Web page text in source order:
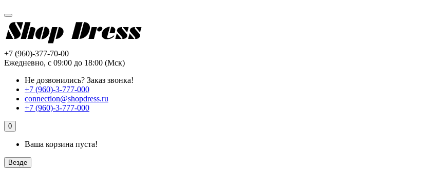
+7 (960)-377-70-00
Ежедневно, с 09:00 до 18:00 (Мск)
Не дозвонились? Заказ звонка!
+7 (960)-3-777-000
connection@shopdress.ru
+7 (960)-3-777-000
0
Ваша корзина пуста!
Везде